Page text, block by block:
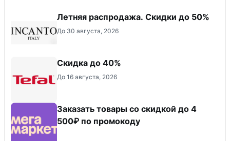
Летняя распродажа. Скидки до 50%
До 30 августа, 2026
Скидка до 40%
До 16 августа, 2026
Заказать товары со скидкой до 4
500₽ по промокоду